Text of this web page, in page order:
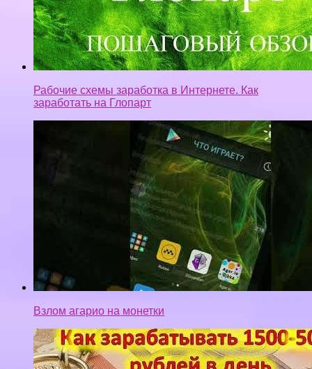
Рабочие схемы заработка в Интернете. Как
заработать на Глопарт
Взлом агарио на монетки